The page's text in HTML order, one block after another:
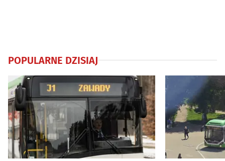
POPULARNE DZISIAJ